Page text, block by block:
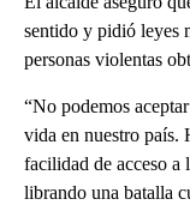
sentido y pidió leyes
personas violentas
“No podemos
vida en nuestro país.
facilidad de acceso a
librando una batalla